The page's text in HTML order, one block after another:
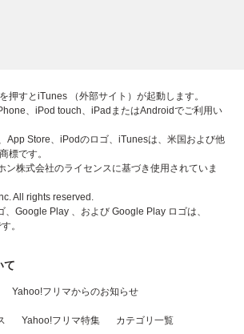
押すとiTunes （外部サイト）が起動します。
、iPod touch、iPadまたはAndroidでご利用い
App Store、iPodのロゴ、iTunesは、米国および他
標です。
ン株式会社のライセンスに基づき使用されていま
All rights reserved.
、Google Play 、および Google Play ロゴは、
。
て
Yahoo!フリマからのお知らせ
Yahoo!フリマ特集 カテゴリ一覧